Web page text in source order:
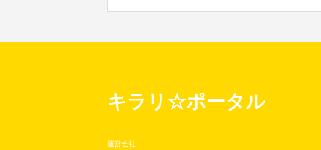
キラリ☆ポータル
運営会社